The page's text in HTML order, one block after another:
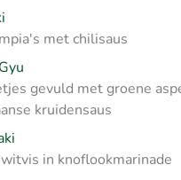
met chilisaus
gevuld met groene
kruidensaus
in knoflookmarinade